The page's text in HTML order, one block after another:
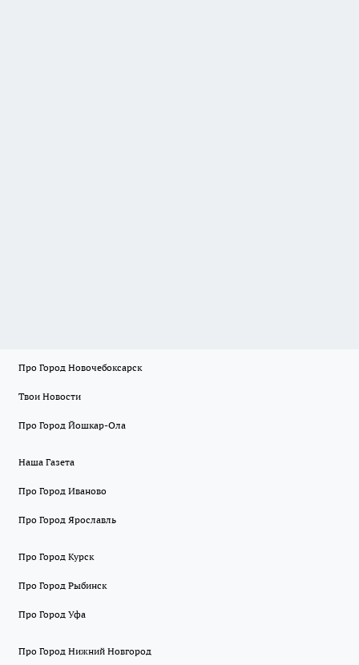
Про Город Новочебоксарск
Твои Новости
Про Город Йошкар-Ола
Наша Газета
Про Город Иваново
Про Город Ярославль
Про Город Курск
Про Город Рыбинск
Про Город Уфа
Про Город Нижний Новгород